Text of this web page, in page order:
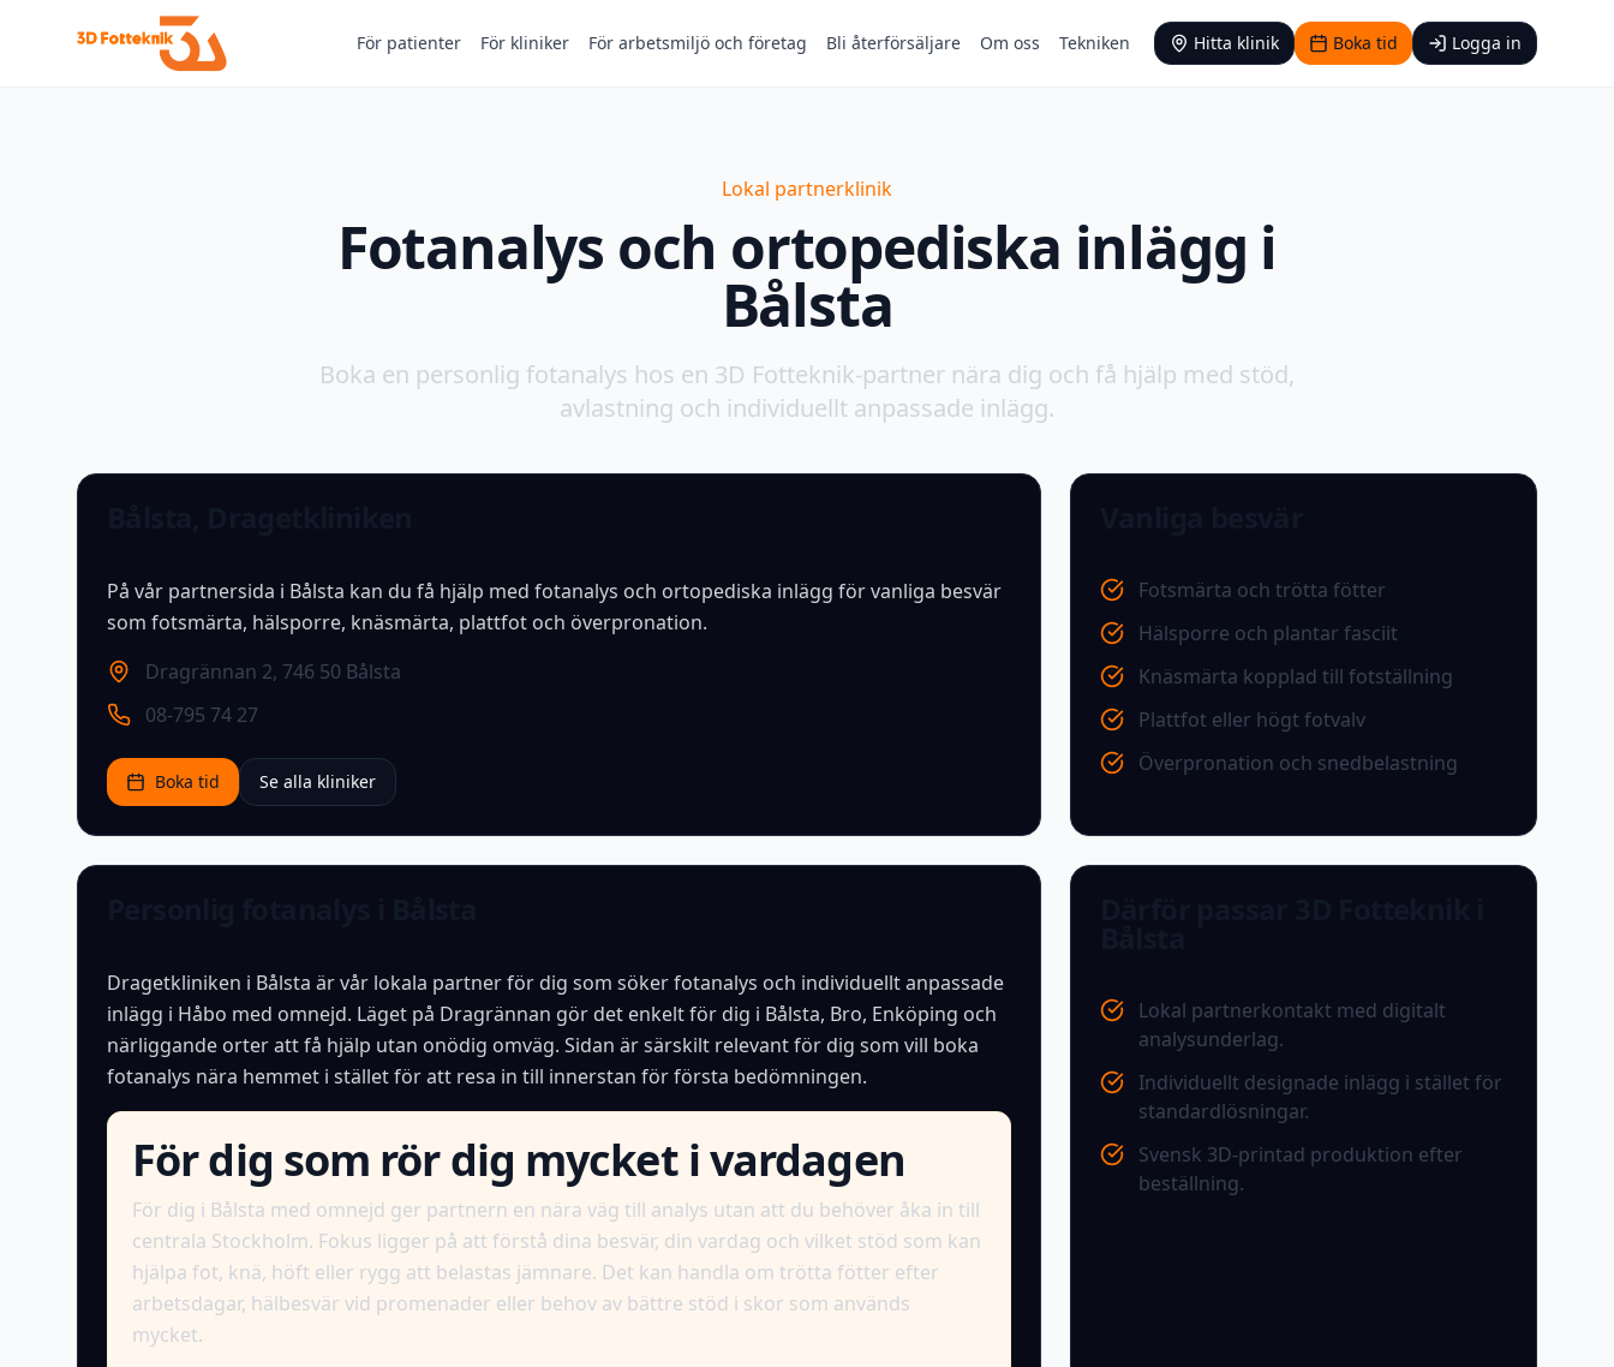
För patienter För kliniker För arbetsmiljö och företag Bli återförsäljare Om oss Tekniken Hitta klinik Boka tid Logga in
Lokal partnerklinik
Fotanalys och ortopediska inlägg i
Bålsta
Boka en personlig fotanalys hos en 3D Fotteknik-partner nära dig och få hjälp med stöd,
avlastning och individuellt anpassade inlägg.
På vår partnersida i Bålsta kan du få hjälp med fotanalys och ortopediska inlägg för vanliga besvär
som fotsmärta, hälsporre, knäsmärta, plattfot och överpronation.
Dragrännan 2, 746 50 Bålsta
08-795 74 27
Boka tid Se alla kliniker
Fotsmärta och trötta fötter
Hälsporre och plantar fasciit
Knäsmärta kopplad till fotställning
Plattfot eller högt fotvalv
Överpronation och snedbelastning
Dragetkliniken i Bålsta är vår lokala partner för dig som söker fotanalys och individuellt anpassade
inlägg i Håbo med omnejd. Läget på Dragrännan gör det enkelt för dig i Bålsta, Bro, Enköping och
närliggande orter att få hjälp utan onödig omväg. Sidan är särskilt relevant för dig som vill boka
fotanalys nära hemmet i stället för att resa in till innerstan för första bedömningen.
För dig som rör dig mycket i vardagen
För dig i Bålsta med omnejd ger partnern en nära väg till analys utan att du behöver åka in till
centrala Stockholm. Fokus ligger på att förstå dina besvär, din vardag och vilket stöd som kan
hjälpa fot, knä, höft eller rygg att belastas jämnare. Det kan handla om trötta fötter efter
arbetsdagar, hälbesvär vid promenader eller behov av bättre stöd i skor som används
mycket.
Lokal partnerkontakt med digitalt
analysunderlag.
Individuellt designade inlägg i stället för
standardlösningar.
Svensk 3D-printad produktion efter
beställning.